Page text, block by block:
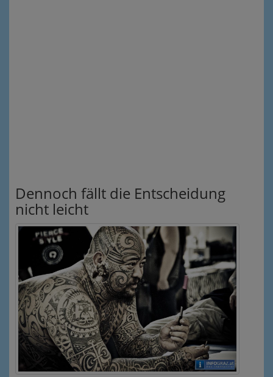
Dennoch fällt die Entscheidung
nicht leicht